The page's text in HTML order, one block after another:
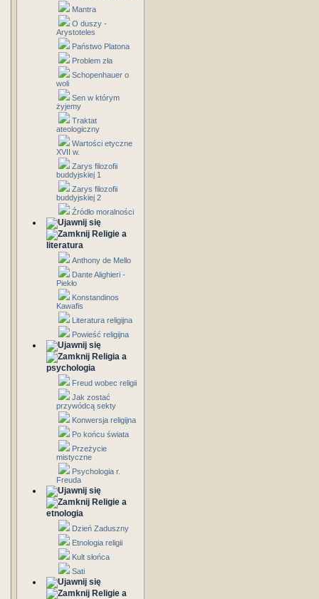
Mantra
O duszy -
Arystoteles
Państwo Platona
Problem zła
Schopenhauer o
woli
Sen w którym
żyjemy
Traktat
ateologiczny
Wartości etyczne
XVII w.
Zarys filozofii
buddyjskiej 1
Zarys filozofii
buddyjskiej 2
Źródło moralności
Religie a
literatura
Anthony de Mello
Dante Alighieri -
Piekło
Konstandinos
Kawafis
Literatura religijna
Powieść religijna
Religia a
psychologia
Freud wobec religii
Jak zostać
przywódcą sekty
Konwersja religijna
Po końcu świata
Przeżycie
mistyczne
Psychologia r.
Freuda
Religie a
etnologia
Dzień Zaduszny
Etnologia religii
Kult słońca
Sati
Religie a